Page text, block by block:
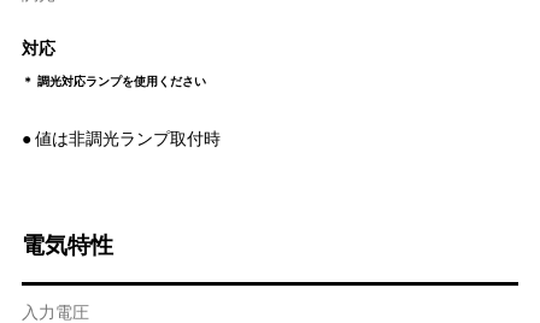
対応
＊ 調光対応ランプを使用ください
● 値は非調光ランプ取付時
電気特性
入力電圧